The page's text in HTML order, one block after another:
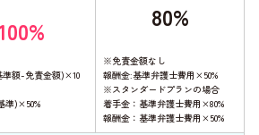
準額-免責金額)×10
準)×50%
80%
※免責金額なし
報酬金:基準弁護士費用×50%
※スタンダードプランの場合
着手金：基準弁護士費用×80%
報酬金：基準弁護士費用×50%